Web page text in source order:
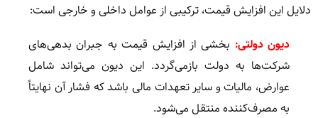
دلایل این افزایش قیمت، ترکیبی از عوامل داخلی و خارجی است:
دیون دولتی: بخشی از افزایش قیمت به جبران بدهی‌های
شرکت‌ها به دولت بازمی‌گردد. این دیون می‌تواند شامل
عوارض، مالیات و سایر تعهدات مالی باشد که فشار آن نهایتاً
به مصرف‌کننده منتقل می‌شود.